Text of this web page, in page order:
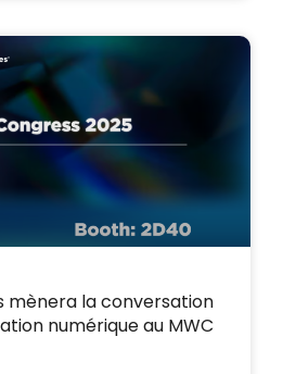
mènera la conversation
numérique au MWC